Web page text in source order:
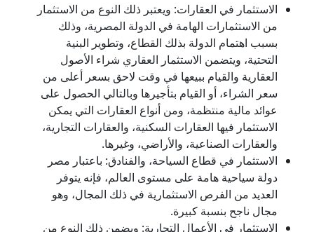
الاستثمار في العقارات: ويعتبر ذلك النوع من الاستثمار
من الاستثمارات الهامة في الدولة المصرية، وذلك
بسبب اهتمام الدولة بذلك القطاع، وتطوير البنية
التحتية، ويتضمن الاستثمار العقاري شراء الأصول
العقارية والقيام ببيعها في وقت لاحق بسعر أعلى من
سعر الشراء، أو القيام بتأجيرها وبالتالي الحصول على
عوائد مالية منتظمة، ومن أنواع العقارات التي يمكن
الاستثمار فيها العقارات السكنية، والعقارات التجارية،
والعقارات الصناعية، والأراضي، وغيرها.
الاستثمار في قطاع السياحة، والفنادق: باعتبار مصر
دولة سياحية هامة على مستوى العالم، فإنه يتوفر
العديد من الفرص الاستثمارية في ذلك المجال، وهو
مجال ناجح بنسبة كبيرة.
الاستثمار في الأعمال التجارية: ويضمن ذلك النوع من